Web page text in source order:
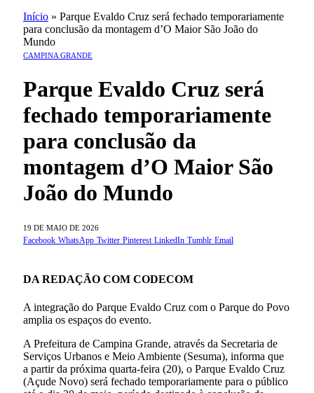
Início » Parque Evaldo Cruz será fechado temporariamente
para conclusão da montagem d’O Maior São João do
Mundo
CAMPINA GRANDE
Parque Evaldo Cruz será
fechado temporariamente
para conclusão da
montagem d’O Maior São
João do Mundo
19 DE MAIO DE 2026
Facebook WhatsApp Twitter Pinterest LinkedIn Tumblr Email
DA REDAÇÃO COM CODECOM
A integração do Parque Evaldo Cruz com o Parque do Povo
amplia os espaços do evento.
A Prefeitura de Campina Grande, através da Secretaria de
Serviços Urbanos e Meio Ambiente (Sesuma), informa que
a partir da próxima quarta-feira (20), o Parque Evaldo Cruz
(Açude Novo) será fechado temporariamente para o público